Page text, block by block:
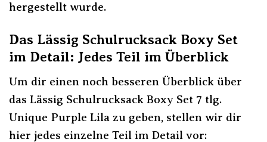
hergestellt wurde.
Das Lässig Schulrucksack Boxy Set
im Detail: Jedes Teil im Überblick
Um dir einen noch besseren Überblick über
das Lässig Schulrucksack Boxy Set 7 tlg.
Unique Purple Lila zu geben, stellen wir dir
hier jedes einzelne Teil im Detail vor: